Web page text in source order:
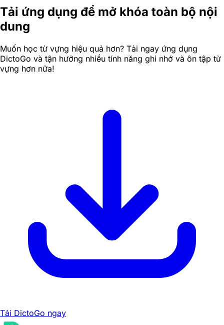
Tải ứng dụng để mở khóa toàn bộ nội
dung
Muốn học từ vựng hiệu quả hơn? Tải ngay ứng dụng
DictoGo và tận hưởng nhiều tính năng ghi nhớ và ôn tập từ
vựng hơn nữa!
Tải DictoGo ngay